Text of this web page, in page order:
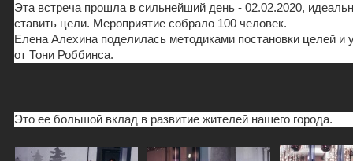
Эта встреча прошла в сильнейший день - 02.02.2020,
ставить цели. Мероприятие собрало 100 человек.
Елена Алехина поделилась методиками постановки целей и
от Тони Роббинса.
Это ее большой вклад в развитие жителей нашего города.